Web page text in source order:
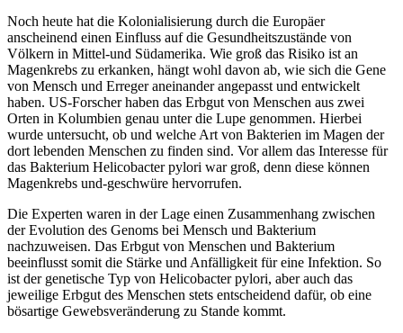
Noch heute hat die Kolonialisierung durch die Europäer
anscheinend einen Einfluss auf die Gesundheitszustände von
Völkern in Mittel-und Südamerika. Wie groß das Risiko ist an
Magenkrebs zu erkanken, hängt wohl davon ab, wie sich die Gene
von Mensch und Erreger aneinander angepasst und entwickelt
haben. US-Forscher haben das Erbgut von Menschen aus zwei
Orten in Kolumbien genau unter die Lupe genommen. Hierbei
wurde untersucht, ob und welche Art von Bakterien im Magen der
dort lebenden Menschen zu finden sind. Vor allem das Interesse für
das Bakterium Helicobacter pylori war groß, denn diese können
Magenkrebs und-geschwüre hervorrufen.
Die Experten waren in der Lage einen Zusammenhang zwischen
der Evolution des Genoms bei Mensch und Bakterium
nachzuweisen. Das Erbgut von Menschen und Bakterium
beeinflusst somit die Stärke und Anfälligkeit für eine Infektion. So
ist der genetische Typ von Helicobacter pylori, aber auch das
jeweilige Erbgut des Menschen stets entscheidend dafür, ob eine
bösartige Gewebsveränderung zu Stande kommt.